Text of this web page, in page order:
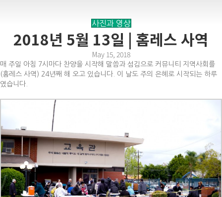
사진과 영상
2018년 5월 13일 | 홈레스 사역
May 15, 2018
매 주일 아침 7시마다 찬양을 시작해 말씀과 섬김으로 커뮤니티 지역사회를
(홈레스 사역) 24년째 해 오고 있습니다. 이 날도 주의 은혜로 시작되는 하루
였습니다.